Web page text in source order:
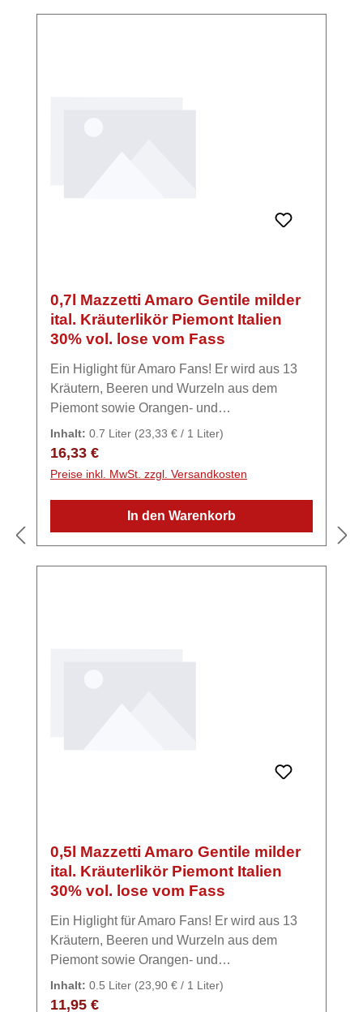
0,7l Mazzetti Amaro Gentile milder
ital. Kräuterlikör Piemont Italien
30% vol. lose vom Fass
Ein Higlight für Amaro Fans! Er wird aus 13
Kräutern, Beeren und Wurzeln aus dem
Piemont sowie Orangen- und
Zitronenschalen hergestellt. Das Ergebnis ist
ein wunderbar aromatischer, leicht bittersüßer
Jahre bevor der erste FIAT auf den Straßen
zu sehen war, fing Filippo Mazzetti an die
Destillerie aufzubauen. Einige Jahrzehnte
Brennerei, die ihren Wurzeln und
Brennerei zu gründen.
Inhalt: 0.7 Liter (23,33 € / 1 Liter)
Regulärer Preis:
16,33 €
Preise inkl. MwSt. zzgl. Versandkosten
In den Warenkorb
0,5l Mazzetti Amaro Gentile milder
ital. Kräuterlikör Piemont Italien
30% vol. lose vom Fass
Ein Higlight für Amaro Fans! Er wird aus 13
Kräutern, Beeren und Wurzeln aus dem
Piemont sowie Orangen- und
Zitronenschalen hergestellt. Das Ergebnis ist
ein wunderbar aromatischer, leicht bittersüßer
Inhalt: 0.5 Liter (23,90 € / 1 Liter)
Regulärer Preis:
11,95 €